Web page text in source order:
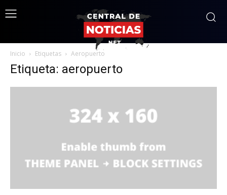
Inicio Etiquetas Aeropuerto
Etiqueta: aeropuerto